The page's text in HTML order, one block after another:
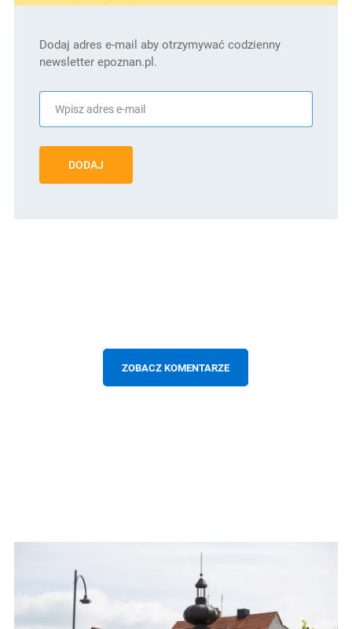
Dodaj adres e-mail aby otrzymywać codzienny
newsletter epoznan.pl.
DODAJ
ZOBACZ KOMENTARZE